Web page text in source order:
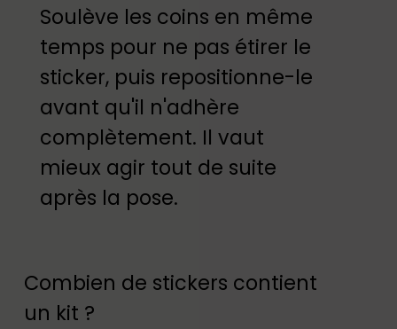
Soulève les coins en même
temps pour ne pas étirer le
sticker, puis repositionne-le
avant qu'il n'adhère
complètement. Il vaut
mieux agir tout de suite
après la pose.
Combien de stickers contient
un kit ?